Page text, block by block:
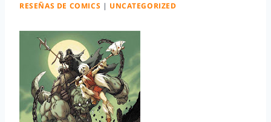
RESEÑAS DE COMICS | UNCATEGORIZED